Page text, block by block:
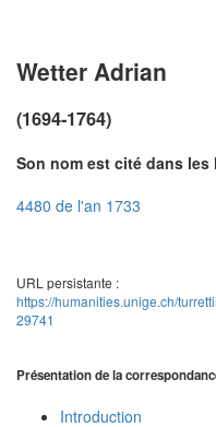
Wetter Adrian
(1694-1764)
Son nom est cité dans les
4480 de l'an 1733
URL persistante :
https://humanities.unige.ch/
29741
Présentation de la
Introduction